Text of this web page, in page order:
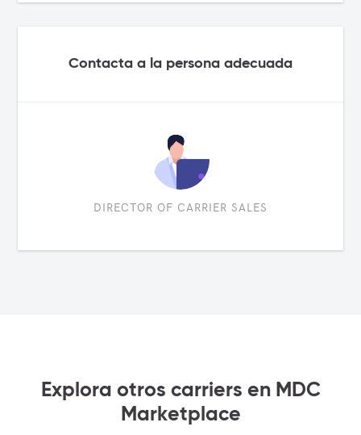
Contacta a la persona adecuada
DIRECTOR OF CARRIER SALES
Explora otros carriers en MDC
Marketplace